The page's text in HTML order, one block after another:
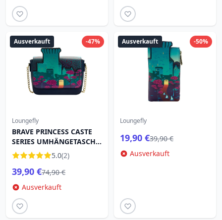
-47%
Ausverkauft
Loungefly
BRAVE PRINCESS CASTE
SERIES UMHÄNGETASCHE
– DISNEY LOUNGEFLY
5.0(2)
39,90 €74,90 €
Ausverkauft
-50%
Ausverkauft
Loungefly
19,90 €39,90 €
Ausverkauft